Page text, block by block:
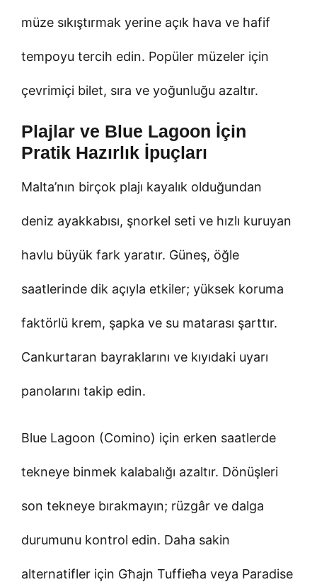
müze sıkıştırmak yerine açık hava ve hafif
tempoyu tercih edin. Popüler müzeler için
çevrimiçi bilet, sıra ve yoğunluğu azaltır.
Plajlar ve Blue Lagoon İçin
Pratik Hazırlık İpuçları
Malta’nın birçok plajı kayalık olduğundan
deniz ayakkabısı, şnorkel seti ve hızlı kuruyan
havlu büyük fark yaratır. Güneş, öğle
saatlerinde dik açıyla etkiler; yüksek koruma
faktörlü krem, şapka ve su matarası şarttır.
Cankurtaran bayraklarını ve kıyıdaki uyarı
panolarını takip edin.
Blue Lagoon (Comino) için erken saatlerde
tekneye binmek kalabalığı azaltır. Dönüşleri
son tekneye bırakmayın; rüzgâr ve dalga
durumunu kontrol edin. Daha sakin
alternatifler için Għajn Tuffieħa veya Paradise